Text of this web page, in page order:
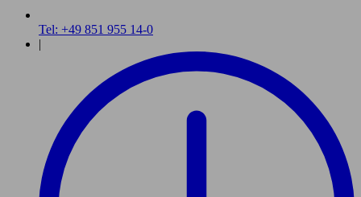
Tel: +49 851 955 14-0
|